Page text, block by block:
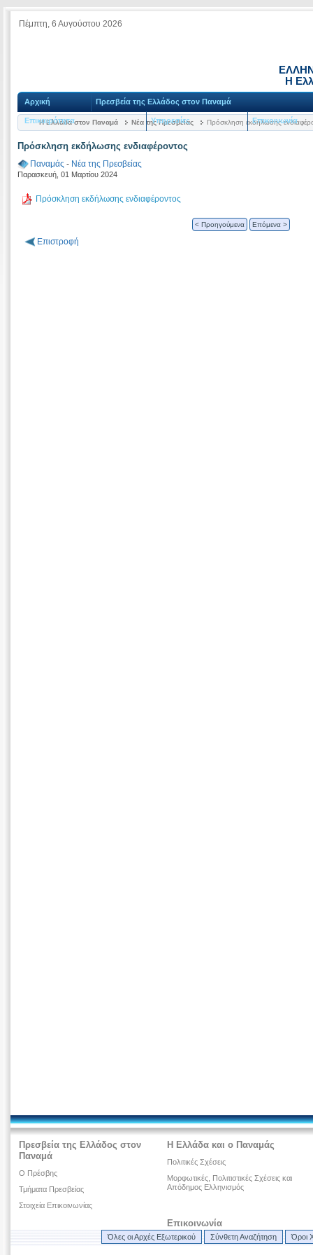
Πέμπτη, 6 Αυγούστου 2026
Η
Αρχική Πρεσβεία της Ελλάδος στον Παναμά
Επικαιρότητα Υπηρεσίες Επικοινωνία
Η Ελλάδα στον Παναμά Νέα της Πρεσβείας Πρόσκληση εκδήλωσης
Πρόσκληση εκδήλωσης ενδιαφέροντος
Παναμάς - Νέα της Πρεσβείας
Παρασκευή, 01 Μαρτίου 2024
Πρόσκληση εκδήλωσης ενδιαφέροντος
< Προηγούμενα Επόμενα >
Επιστροφή
Πρεσβεία της Ελλάδος στον
Παναμά
Ο Πρέσβης
Τμήματα Πρεσβείας
Στοιχεία Επικοινωνίας
Η Ελλάδα και ο Παναμάς
Πολιτικές Σχέσεις
Μορφωτικές, Πολιτιστικές Σχέσεις και
Απόδημος Ελληνισμός
Επικοινωνία
Όλες οι Αρχές Εξωτερικού Σύνθετη Αναζήτηση Όροι